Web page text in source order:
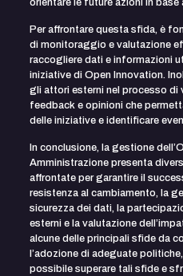
orientare le future azioni in
Per affrontare questa sfida, è
di monitoraggio e valutazione
raccogliere dati e informazioni
iniziative di Open Innovation.
gli attori esterni nel processo di
feedback e opinioni che
delle iniziative e identificare
In conclusione, la gestione
Amministrazione presenta
affrontate per garantire il
resistenza al cambiamento, la
sicurezza dei dati, la
esterni e la valutazione
alcune delle principali sfide da
l’adozione di adeguate
possibile superare tali sfide e